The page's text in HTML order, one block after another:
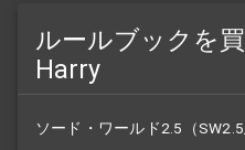
ルールブックを
Harry
ソード・ワールド2.5（